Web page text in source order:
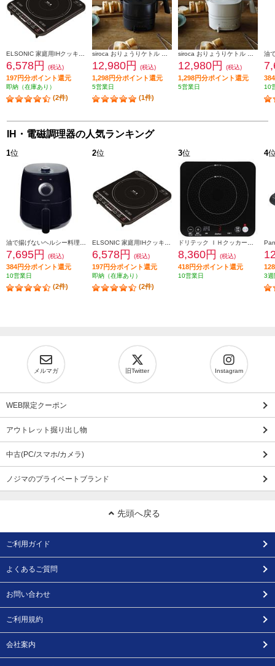
6,578円 (税込)
197円分ポイント還元
即納（在庫あり）
(2件)
12,980円 (税込)
1,298円分ポイント還元
5営業日
(1件)
12,980円 (税込)
1,298円分ポイント還元
5営業日 10
IH・電磁調理器の人気ランキング
1位
7,695円 (税込)
384円分ポイント還元
10営業日
(2件)
2位
6,578円 (税込)
197円分ポイント還元
即納（在庫あり）
(2件)
3位
8,360円 (税込)
418円分ポイント還元
10営業日
4
3週
メルマガ 旧Twitter Instagram
WEB限定クーポン
アウトレット掘り出し物
中古(PC/スマホ/カメラ)
ノジマのプライベートブランド
先頭へ戻る
ご利用ガイド
よくあるご質問
お問い合わせ
ご利用規約
会社案内